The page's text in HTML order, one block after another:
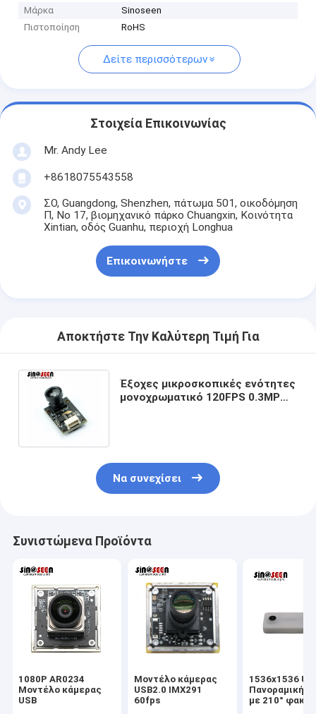
Μάρκα
Sinoseen
Πιστοποίηση
RoHS
Δείτε περισσότερων
Στοιχεία Επικοινωνίας
Mr. Andy Lee
+8618075543558
ΣΟ, Guangdong, Shenzhen, πάτωμα 501, οικοδόμηση
Π, Νο 17, βιομηχανικό πάρκο Chuangxin, Κοινότητα
Xintian, οδός Guanhu, περιοχή Longhua
Επικοινωνήστε
Αποκτήστε Την Καλύτερη Τιμή Για
Έξοχες μικροσκοπικές ενότητες
μονοχρωματικό 120FPS 0.3MP
Να συνεχίσει
Συνιστώμενα Προϊόντα
1080P AR0234
Μοντέλο κάμερας
USB
Μοντέλο κάμερας
USB2.0 IMX291
60fps
1536x1536
Πανοραμική
με 210° φακό